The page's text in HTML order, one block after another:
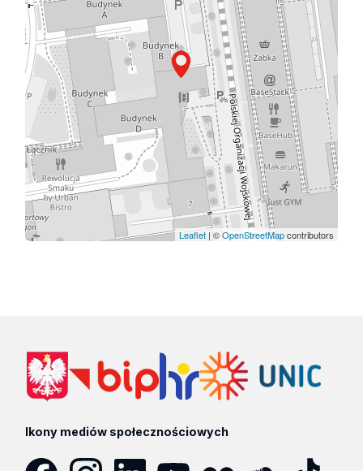
Leaflet| ©OpenStreetMapcontributors
Ikony mediów społecznościowych